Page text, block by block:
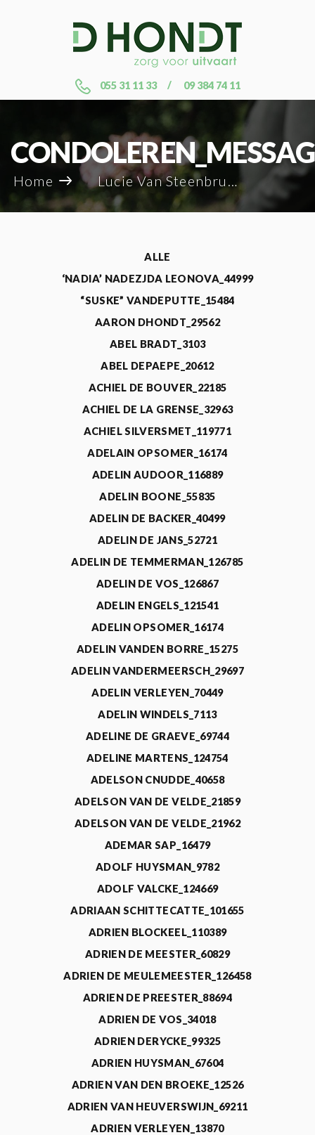
055 31 11 33 09 384 74 11
Home Lucie Van Steenbrugge_24600
ALLE
‘NADIA’ NADEZJDA LEONOVA_44999
“SUSKE” VANDEPUTTE_15484
AARON DHONDT_29562
ABEL BRADT_3103
ABEL DEPAEPE_20612
ACHIEL DE BOUVER_22185
ACHIEL DE LA GRENSE_32963
ACHIEL SILVERSMET_119771
ADELAIN OPSOMER_16174
ADELIN AUDOOR_116889
ADELIN BOONE_55835
ADELIN DE BACKER_40499
ADELIN DE JANS_52721
ADELIN DE TEMMERMAN_126785
ADELIN DE VOS_126867
ADELIN ENGELS_121541
ADELIN OPSOMER_16174
ADELIN VANDEN BORRE_15275
ADELIN VANDERMEERSCH_29697
ADELIN VERLEYEN_70449
ADELIN WINDELS_7113
ADELINE DE GRAEVE_69744
ADELINE MARTENS_124754
ADELSON CNUDDE_40658
ADELSON VAN DE VELDE_21859
ADELSON VAN DE VELDE_21962
ADEMAR SAP_16479
ADOLF HUYSMAN_9782
ADOLF VALCKE_124669
ADRIAAN SCHITTECATTE_101655
ADRIEN BLOCKEEL_110389
ADRIEN DE MEESTER_60829
ADRIEN DE MEULEMEESTER_126458
ADRIEN DE PREESTER_88694
ADRIEN DE VOS_34018
ADRIEN DERYCKE_99325
ADRIEN HUYSMAN_67604
ADRIEN VAN DEN BROEKE_12526
ADRIEN VAN HEUVERSWIJN_69211
ADRIEN VERLEYEN_13870